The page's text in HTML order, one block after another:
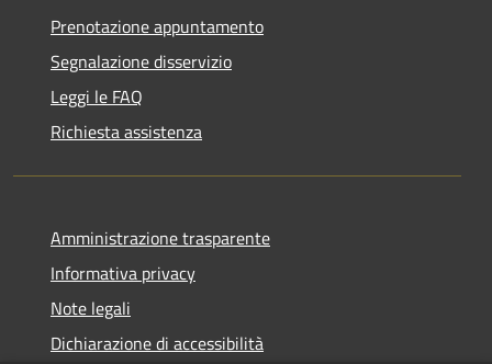
Prenotazione appuntamento
Segnalazione disservizio
Leggi le FAQ
Richiesta assistenza
Amministrazione trasparente
Informativa privacy
Note legali
Dichiarazione di accessibilità